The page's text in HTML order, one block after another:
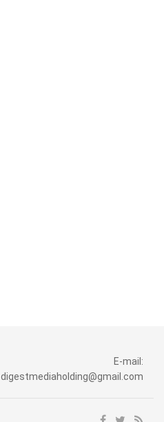
E-mail:
digestmediaholding@gmail.com